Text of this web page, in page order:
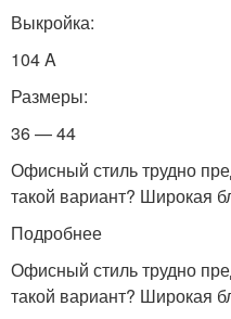
Выкройка:
104 A
Размеры:
36 — 44
Офисный стиль трудно
такой вариант? Широкая
Подробнее
Офисный стиль трудно
такой вариант? Широкая